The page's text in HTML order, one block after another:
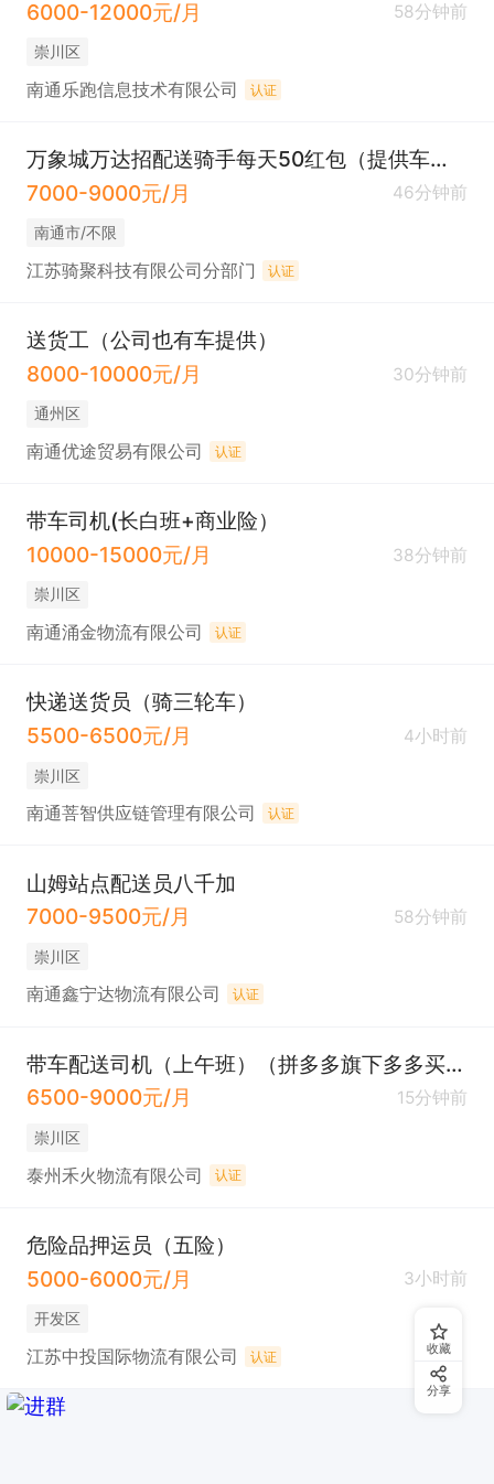
6000-12000元/月
58分钟前
崇川区
南通乐跑信息技术有限公司 认证
万象城万达招配送骑手每天50红包（提供车住）
7000-9000元/月
46分钟前
南通市/不限
江苏骑聚科技有限公司分部门 认证
送货工（公司也有车提供）
8000-10000元/月
30分钟前
通州区
南通优途贸易有限公司 认证
带车司机(长白班+商业险）
10000-15000元/月
38分钟前
崇川区
南通涌金物流有限公司 认证
快递送货员（骑三轮车）
5500-6500元/月
4小时前
崇川区
南通菩智供应链管理有限公司 认证
山姆站点配送员八千加
7000-9500元/月
58分钟前
崇川区
南通鑫宁达物流有限公司 认证
带车配送司机（上午班）（拼多多旗下多多买菜）
6500-9000元/月
15分钟前
崇川区
泰州禾火物流有限公司 认证
危险品押运员（五险）
5000-6000元/月
3小时前
开发区
江苏中投国际物流有限公司 认证 收藏
分享